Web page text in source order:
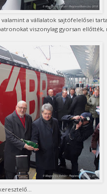
a vállalatok sajtófelelősei
viszonylag gyorsan ellőtték,